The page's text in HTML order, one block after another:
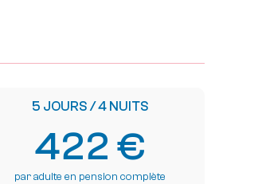
5 JOURS / 4 NUITS
422 €
par adulte en pension complète